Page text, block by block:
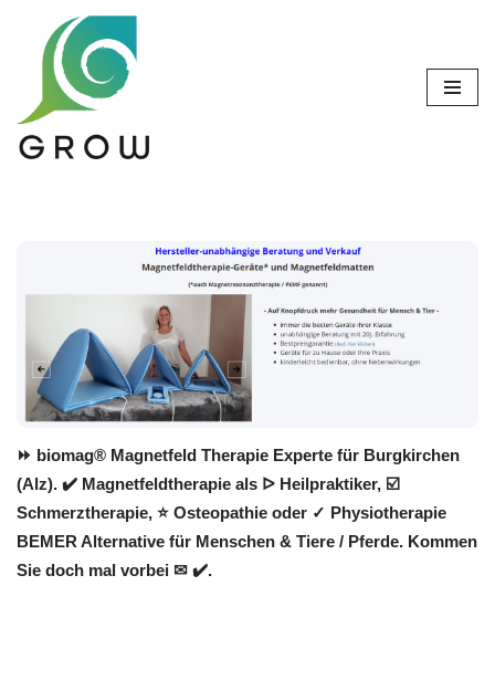
Zum
springen
⏩ biomag® Magnetfeld Therapie Experte für Burgkirchen
(Alz). ✔️ Magnetfeldtherapie als ᐅ Heilpraktiker, ☑️
Schmerztherapie, ⭐ Osteopathie oder ✓ Physiotherapie
BEMER Alternative für Menschen & Tiere / Pferde. Kommen
Sie doch mal vorbei ✉ ✔️.